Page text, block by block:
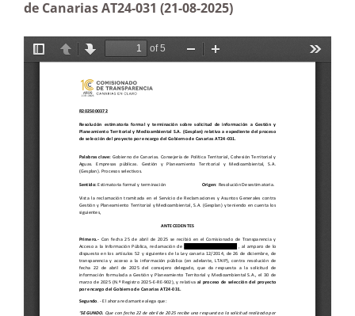
de Canarias AT24-031 (21-08-2025)